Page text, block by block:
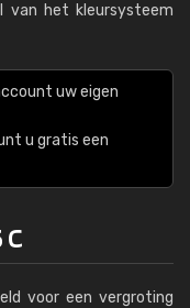
van het kleursysteem
uw eigen
u gratis een
voor een vergroting